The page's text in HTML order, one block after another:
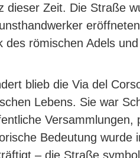
dieser Zeit. Die Straße
des römischen Adels
blieb die Via del
Lebens. Sie war
Versammlungen,
Bedeutung wurde
– die Straße